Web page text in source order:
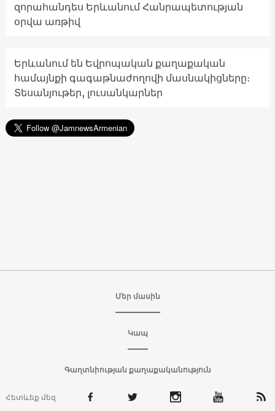
զորահանդես Երևանում Հանրապետության
օրվա առթիվ
Երևանում են Եվրոպական քաղաքական
համայնքի գագաթնաժողովի մասնակիցները։
Տեսանյութեր, լուսանկարներ
Մեր մասին
Կապ
Գաղտնիության քաղաքականություն
Հետևեք մեզ